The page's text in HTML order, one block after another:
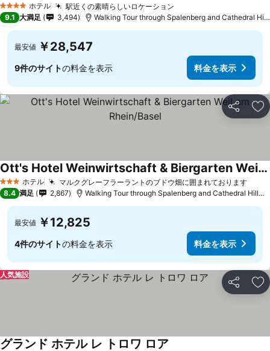
4 ホテルのランク
ホテル 駅近くの素晴らしいロケーション
9.1 大満足 3,494 Walking Tour through Spalenberg and Cathedral Hillまで1.4 km
最安値 ￥28,547
9件のサイトの料金を表示 料金を表示
シェア お
3 ホテルのランク
ホテル マルクグレーフラーラントのブドウ畑に囲まれております
Ott's Hotel Weinwirtschaft & Biergarten Weil am Rhein/Basel
8.4 満足 2,867 Walking Tour through Spalenberg and Cathedral Hillまで4.0 km
最安値 ￥12,825
4件のサイトの料金を表示 料金を表示
シェア お
人気施設
グランド ホテル レ トロワ ロア